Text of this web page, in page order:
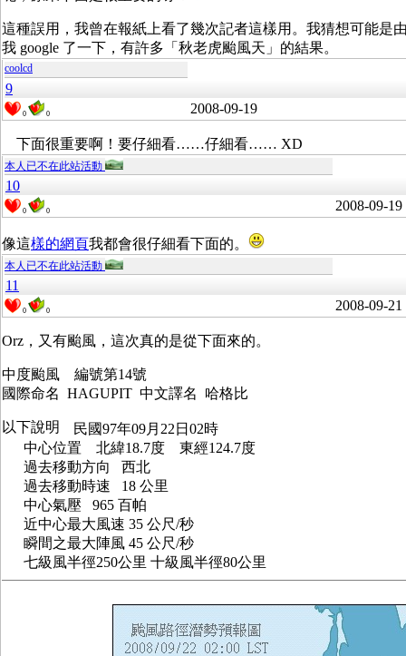
這種誤用，我曾在報紙上看了幾次記者這樣用。我猜想可能是
我 google 了一下，有許多「秋老虎颱風天」的結果。
coolcd
9
0 0 2008-09-19
下面很重要啊！要仔細看……仔細看…… XD
本人已不在此站活動
10
0 0 2008-09-19
像這樣的網頁我都會很仔細看下面的。
本人已不在此站活動
11
0 0 2008-09-21
Orz，又有颱風，這次真的是從下面來的。
中度颱風 編號第14號
國際命名 HAGUPIT 中文譯名 哈格比
民國97年09月22日02時
中心位置 北緯18.7度 東經124.7度
過去移動方向 西北
過去移動時速 18 公里
中心氣壓 965 百帕
近中心最大風速 35 公尺/秒
瞬間之最大陣風 45 公尺/秒
七級風半徑250公里 十級風半徑80公里